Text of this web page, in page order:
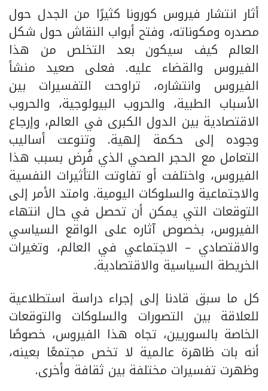
أثار انتشار فيروس كورونا كثيرًا من الجدل حول
مصدره ومكوناته، وفتح أبواب النقاش حول شكل
العالم كيف سيكون بعد التخلص من هذا
الفيروس والقضاء عليه. فعلى صعيد منشأ
الفيروس وانتشاره، تراوحت التفسيرات بين
الأسباب الطبية، والحروب البيولوجية، والحروب
الاقتصادية بين الدول الكبرى في العالم، وإرجاع
وجوده إلى حكمة إلهية. وتنوعت أساليب
التعامل مع الحجر الصحي الذي فُرض بسبب هذا
الفيروس، واختلفت أو تفاوتت التأثيرات النفسية
والاجتماعية والسلوكات اليومية. وامتد الأمر إلى
التوقعات التي يمكن أن تحصل في حال انتهاء
الفيروس، بخصوص آثاره على الواقع السياسي
والاقتصادي – الاجتماعي في العالم، وتغيرات
الخريطة السياسية والاقتصادية.
كل ما سبق قادنا إلى إجراء دراسة استطلاعية
للعلاقة بين التصورات والسلوكات والتوقعات
الخاصة بالسوريين، تجاه هذا الفيروس، خصوصًا
أنه بات ظاهرة عالمية لا تخص مجتمعًا بعينه،
وظهرت تفسيرات مختلفة بين ثقافة وأخرى.